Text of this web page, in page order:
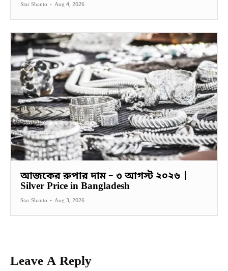
Star Shanto - Aug 4, 2026
আজকের রুপার দাম – ৩ আগস্ট ২০২৬ |
Silver Price in Bangladesh
Star Shanto - Aug 3, 2026
Leave A Reply